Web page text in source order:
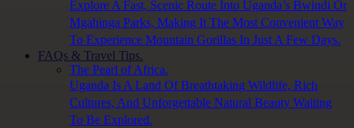
Explore A Fast, Scenic Route Into Uganda’s Bwindi Or
Mgahinga Parks, Making It The Most Convenient Way
To Experience Mountain Gorillas In Just A Few Days.
FAQs & Travel Tips.
The Pearl of Africa.
Uganda Is A Land Of Breathtaking Wildlife, Rich
Cultures, And Unforgettable Natural Beauty Waiting
To Be Explored.